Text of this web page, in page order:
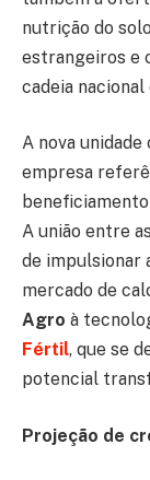
nutrição do
estrangeiros e
cadeia
A nova
empresa
A união entre
de impulsionar
mercado de
Agro à
Fértil, que se
potencial
Projeção de